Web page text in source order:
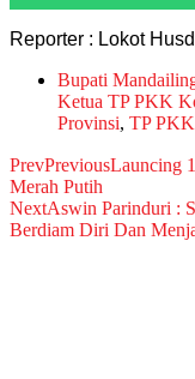
Reporter : Lokot
Bupati
Ketua TP PKK
Provinsi, TP
PrevPreviousLauncing
Merah Putih
NextAswin Parinduri :
Berdiam Diri Dan